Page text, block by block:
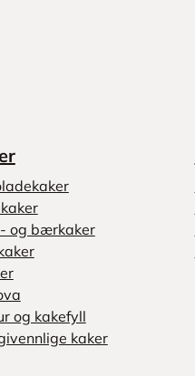
og bærkaker
og kakefyll
kaker